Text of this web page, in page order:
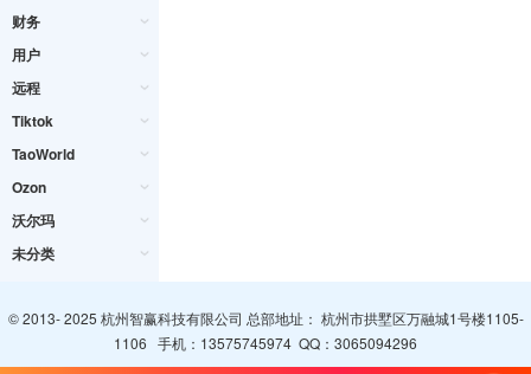
财务
用户
远程
Tiktok
TaoWorld
Ozon
沃尔玛
未分类
© 2013- 2025 杭州智赢科技有限公司 总部地址： 杭州市拱墅区万融城1号楼1105-
1106 手机： 13575745974 QQ： 3065094296